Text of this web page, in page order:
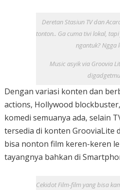
Deretan Stasiun TV dan
tonton.. Ga cuma tivi lokal,
ngantuk? Ngga
Music asyik via Groovia
Dengan variasi konten dan
actions, Hollywood
komedi semuanya ada, selain
tersedia di konten GrooviaLite
bisa nonton film keren-keren
tayangnya bahkan di
Cekidot Film-film yang bisa